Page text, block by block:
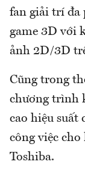
fan giải trí đa
game 3D với
ảnh 2D/3D
Cũng trong
chương trình
cao hiệu suất
công việc
Toshiba.